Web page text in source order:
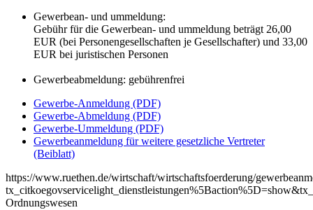
Gewerbean- und ummeldung:
Gebühr für die Gewerbean- und ummeldung beträgt 26,00
EUR (bei Personengesellschaften je Gesellschafter) und 33,00
EUR bei juristischen Personen
Gewerbeabmeldung: gebührenfrei
Gewerbe-Anmeldung (PDF)
Gewerbe-Abmeldung (PDF)
Gewerbe-Ummeldung (PDF)
Gewerbeanmeldung für weitere gesetzliche Vertreter
(Beiblatt)
https://www.ruethen.de/wirtschaft/wirtschaftsfoerderung/
Ordnungswesen